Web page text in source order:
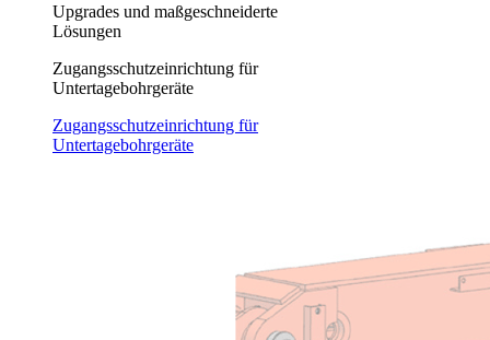
Upgrades und maßgeschneiderte
Lösungen
Zugangsschutzeinrichtung für
Untertagebohrgeräte
Zugangsschutzeinrichtung für
Untertagebohrgeräte